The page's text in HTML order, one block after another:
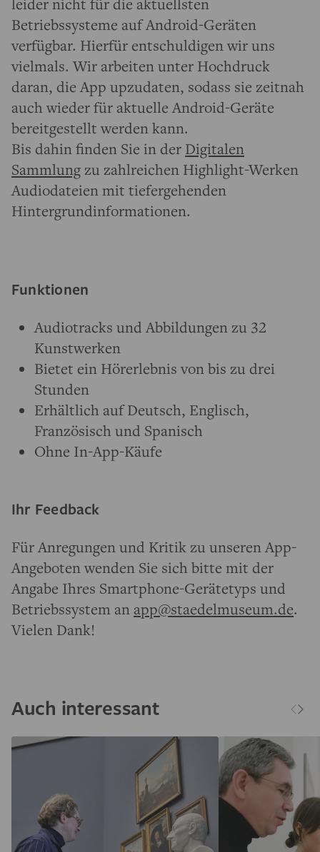
Betriebssysteme auf Android-Geräten
verfügbar. Hierfür entschuldigen wir uns
vielmals. Wir arbeiten unter Hochdruck
daran, die App upzudaten, sodass sie zeitnah
auch wieder für aktuelle Android-Geräte
bereitgestellt werden kann.
Bis dahin finden Sie in der Digitalen
Sammlungzu zahlreichen Highlight-Werken
Audiodateien mit tiefergehenden
Hintergrundinformationen.
Funktionen
Audiotracks und Abbildungen zu 32
Kunstwerken
Bietet ein Hörerlebnis von bis zu drei
Stunden
Erhältlich auf Deutsch, Englisch,
Französisch und Spanisch
Ohne In-App-Käufe
Ihr Feedback
Für Anregungen und Kritik zu unseren App-
Angeboten wenden Sie sich bitte mit der
Angabe Ihres Smartphone-Gerätetyps und
Betriebssystem an app@staedelmuseum.de.
Vielen Dank!
Auch interessant